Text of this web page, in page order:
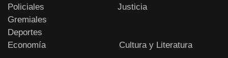
Policiales
Justicia
Gremiales
Deportes
Economía
Cultura y Literatura